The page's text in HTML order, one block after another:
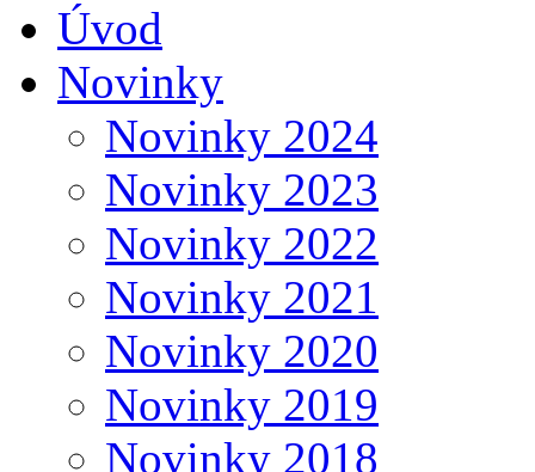
Úvod
Novinky
Novinky 2024
Novinky 2023
Novinky 2022
Novinky 2021
Novinky 2020
Novinky 2019
Novinky 2018